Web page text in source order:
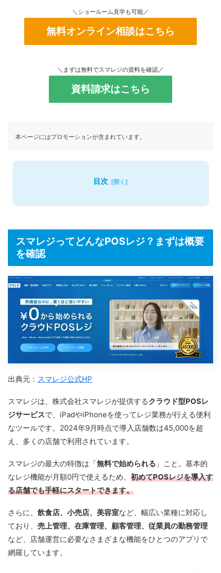
＼ショールーム見学も可能／
無料オンライン相談はこちら
＼まずは無料でスマレジの資料を確認／
資料請求はこちら
本ページにはプロモーションが含まれています。
目次
スマレジってどんなPOSレジ？まずは概要
を確認
出典元： スマレジ公式HP
スマレジは、株式会社スマレジが提供するクラウド型POSレ
ジサービスで、iPadやiPhoneを使ってレジ業務が行える便利
なツールです。2024年9月時点で導入店舗数は45,000を超
え、多くの店舗で利用されています。
スマレジの最大の特徴は「無料で始められる 」こと。基本的
なレジ機能が月額0円で使えるため、 初めてPOSレジを導入す
る店舗でも手軽にスタートできます。
さらに、 飲食店、小売店、美容室など、幅広い業種に対応し
ており、 売上管理、在庫管理、顧客管理、従業員の勤務管理
など、店舗運営に必要なさまざまな機能をひとつのアプリで
網羅しています。